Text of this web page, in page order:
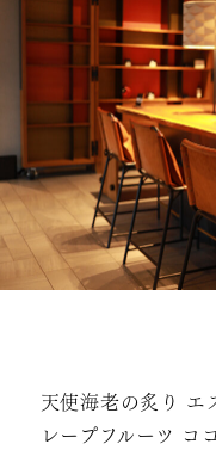
天使海老の炙り エ
レープフルーツ コ